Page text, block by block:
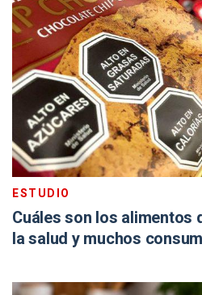
ESTUDIO
Cuáles son los alimentos
la salud y muchos